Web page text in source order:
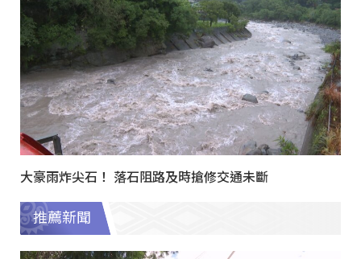
大豪雨炸尖石！ 落石阻路及時搶修交通未斷
推薦新聞